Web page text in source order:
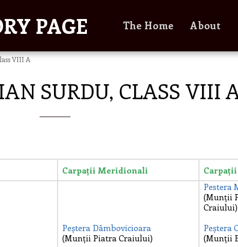
PAGE The Home About
VIII A
SURDU, CLASS VIII
Carpații Meridionali Carpații
Peștera Dâmbovicioara
(Munții Piatra Craiului)
Pestera
(Munții
Craiului)
Peștera
(Munții